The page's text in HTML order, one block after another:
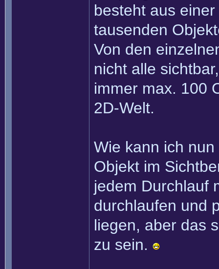
besteht aus
tausenden
Von den
nicht alle
immer max. 100
2D-Welt.
Wie kann ich
Objekt im
jedem Durchlauf
durchlaufen und
liegen, aber das
zu sein.